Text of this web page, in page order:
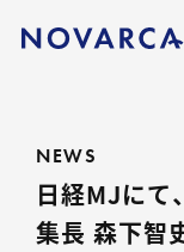
NEWS
日経MJにて
集長 森下智